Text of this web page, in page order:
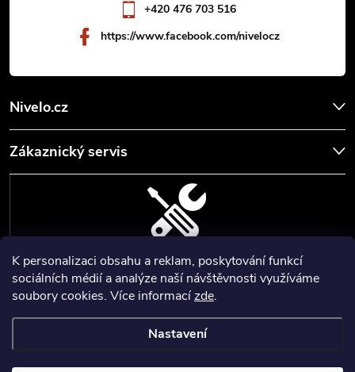
K personalizaci obsahu a reklam, poskytování funkcí
sociálních médií a analýze naší návštěvnosti využíváme
soubory cookies. Více informacízde.
Nastavení
Nivelo.cz
Zákaznický servis
+420 476 703 516
https://www.facebook.com/nivelocz
SERVIS, SEŘÍZENÍ A KALIBRACE
Zajišťujeme servisní a kalibrační služby geodetických a stavebních
přístrojů a pomůcek.